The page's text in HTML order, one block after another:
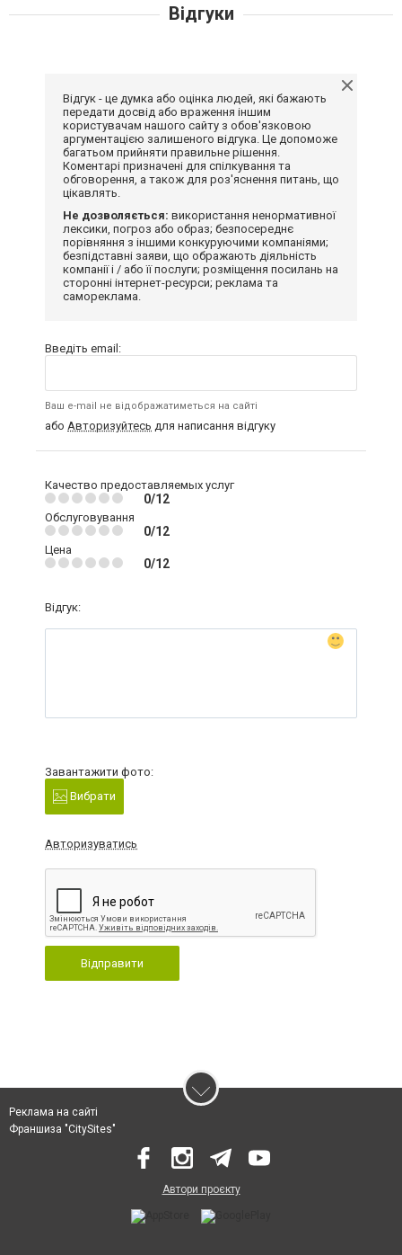
Відгуки
Відгук - це думка або оцінка людей, які бажають
передати досвід або враження іншим
користувачам нашого сайту з обов'язковою
аргументацією залишеного відгука. Це допоможе
багатьом прийняти правильне рішення.
Коментарі призначені для спілкування та
обговорення, а також для роз'яснення питань, що
цікавлять.
Не дозволяється: використання ненормативної
лексики, погроз або образ; безпосереднє
порівняння з іншими конкуруючими компаніями;
безпідставні заяви, що ображають діяльність
компанії і / або її послуги; розміщення посилань на
сторонні інтернет-ресурси; реклама та
самореклама.
Введіть email:
Ваш e-mail не відображатиметься на сайті
або Авторизуйтесь для написання відгуку
Качество предоставляемых услуг
0/12
Обслуговування
0/12
Цена
0/12
Відгук:
Завантажити фото:
Вибрати
Авторизуватись
Відправити
Реклама на сайті
Франшиза "CitySites"
Автори проєкту